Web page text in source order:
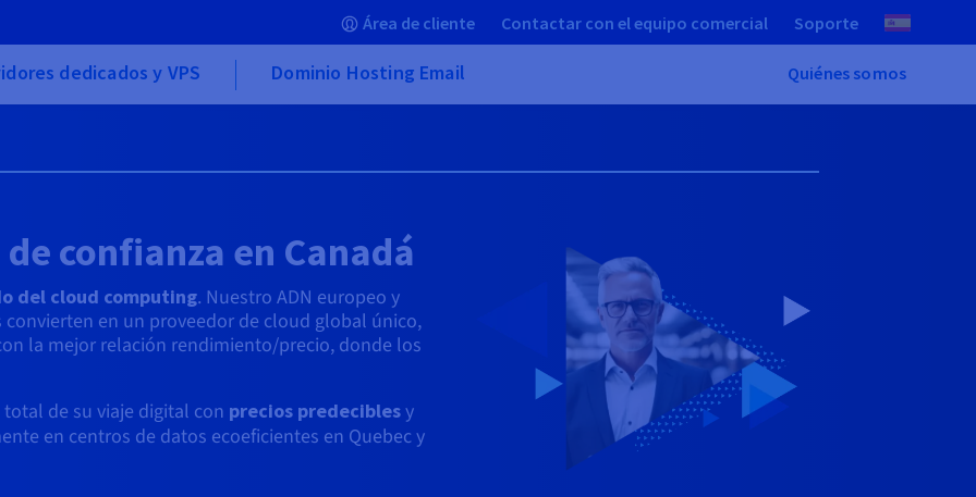
Área de cliente Contactar con el equipo comercial Soporte
dedicados y VPS Dominio Hosting Email Quiénes somos
confianza en Canadá
del cloud computing. Nuestro ADN europeo y
en un proveedor de cloud global único,
la mejor relación rendimiento/precio, donde los
de su viaje digital con precios predeciblesy
en centros de datos ecoeficientes en Quebec y